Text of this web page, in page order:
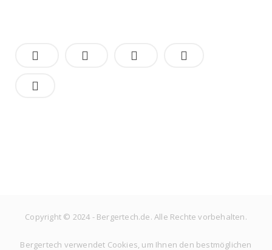
Copyright © 2024 - Bergertech.de. Alle Rechte vorbehalten.
Bergertech verwendet Cookies, um Ihnen den bestmöglichen